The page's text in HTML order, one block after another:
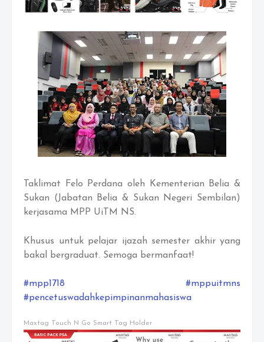
Taklimat Felo Perdana oleh Kementerian Belia &
Sukan (Jabatan Belia & Sukan Negeri Sembilan)
kerjasama MPP UiTM NS.
Khusus untuk pelajar ijazah semester akhir yang
bakal bergraduat. Semoga bermanfaat!
#mpp1718
#mppuitmns
#pencetuswadahkepimpinanmahasiswa
Maxtag Touch N Go Smart Tag Holder